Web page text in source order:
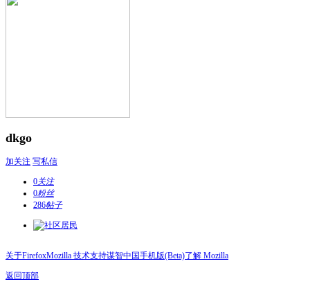
dkgo
加关注 写私信
0关注
0粉丝
286帖子
关于FirefoxMozilla 技术支持谋智中国手机版(Beta)了解 Mozilla
返回顶部